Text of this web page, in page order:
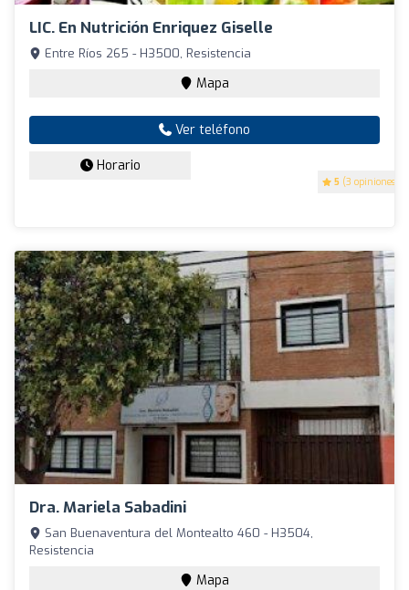
LIC. En Nutrición Enriquez Giselle
5 (3 opiniones)
Entre Ríos 265 - H3500, Resistencia
Mapa
Ver teléfono
Horario
Dra. Mariela Sabadini
San Buenaventura del Montealto 460 - H3504,
Resistencia
Mapa